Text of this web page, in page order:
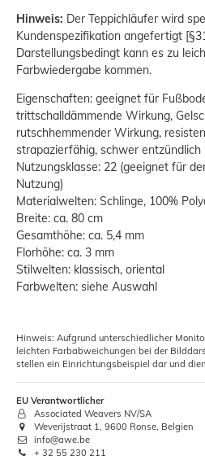
Hinweis: Der Teppichläufer wird
Kundenspezifikation angefertigt
Darstellungsbedingt kann es zu
Farbwiedergabe kommen.
Eigenschaften: geeignet für
trittschalldämmende Wirkung,
rutschhemmender Wirkung,
strapazierfähig, schwer entzündlich
Nutzungsklasse: 22 (geeignet für
Nutzung)
Materialwelten: Schlinge, 100%
Breite: ca. 80 cm
Gesamthöhe: ca. 5,4 mm
Florhöhe: ca. 3 mm
Stilwelten: klassisch, oriental
Farbwelten: siehe Auswahl
Hinweis: Aufgrund unterschiedlicher
leichten Farbabweichungen bei der
stellen ein Einrichtungsbeispiel dar und
EU Verantwortlicher
Associated Weavers NV/SA
Weverijstraat 1, 9600 Ronse, Belgien
info@awe.be
+ 32 55 230 211